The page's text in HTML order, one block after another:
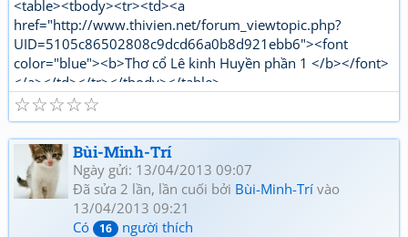
<table><tbody><tr><td><a
href="http://www.thivien.net/forum_viewtopic.php?
UID=5105c86502808c9dcd66a0b8d921ebb6"><font
color="blue"><b>Thơ cổ Lê kinh Huyền phần 1 </b></font>
</a></td></tr></tbody></table>
"http://www.thivien.net/forum_viewtopic.php?
UID=bkDYrcuJOSk9GouaL4BqFQ"><font color="red">
<b>Thơ mới Lê kinh Huyền phần 1</b></font></a></td>
</tr></tbody></table>[/html]
☆
☆
☆
☆
☆
Bùi-Minh-Trí
Ngày gửi: 13/04/2013 09:07
Đã sửa 2 lần, lần cuối bởi Bùi-Minh-Trí vào
13/04/2013 09:21
Có
16 người thích